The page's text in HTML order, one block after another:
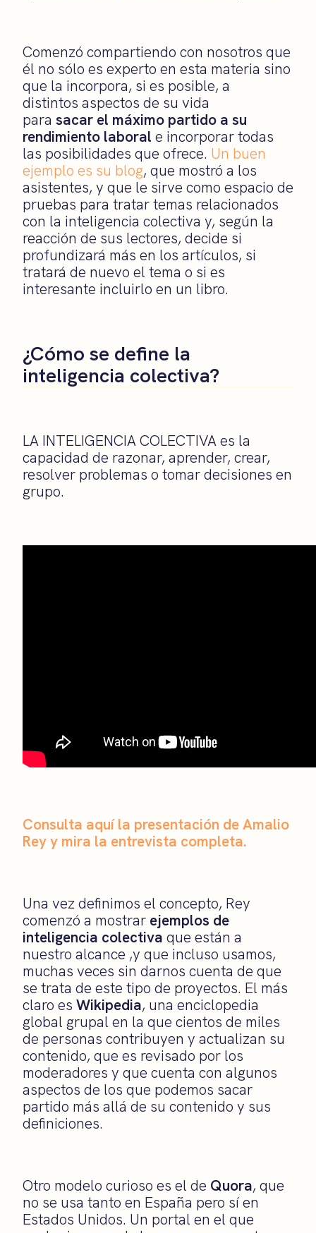
Comenzó compartiendo con nosotros que
él no sólo es experto en esta materia sino
que la incorpora, si es posible, a
distintos aspectos de su vida
para sacar el máximo partido a su
rendimiento laboral e incorporar todas
las posibilidades que ofrece. Un buen
ejemplo es su blog, que mostró a los
asistentes, y que le sirve como espacio de
pruebas para tratar temas relacionados
con la inteligencia colectiva y, según la
reacción de sus lectores, decide si
profundizará más en los artículos, si
tratará de nuevo el tema o si es
interesante incluirlo en un libro.
¿Cómo se define la
inteligencia colectiva?
LA INTELIGENCIA COLECTIVA es la
capacidad de razonar, aprender, crear,
resolver problemas o tomar decisiones en
grupo.
Consulta aquí la presentación de Amalio
Rey y mira la entrevista completa.
Una vez definimos el concepto, Rey
comenzó a mostrar ejemplos de
inteligencia colectiva que están a
nuestro alcance ,y que incluso usamos,
muchas veces sin darnos cuenta de que
se trata de este tipo de proyectos. El más
claro es Wikipedia, una enciclopedia
global grupal en la que cientos de miles
de personas contribuyen y actualizan su
contenido, que es revisado por los
moderadores y que cuenta con algunos
aspectos de los que podemos sacar
partido más allá de su contenido y sus
definiciones.
Otro modelo curioso es el de Quora, que
no se usa tanto en España pero sí en
Estados Unidos. Un portal en el que